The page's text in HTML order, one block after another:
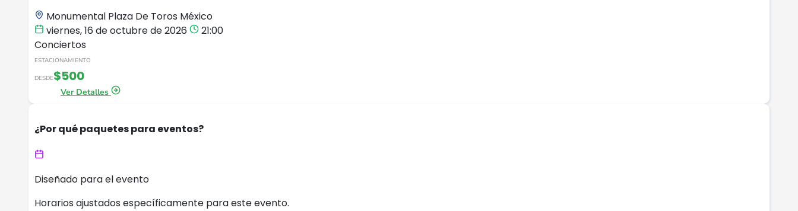
Monumental Plaza De Toros México
viernes, 16 de octubre de 2026
21:00
Conciertos
ESTACIONAMIENTO
DESDE$500
Ver Detalles
¿Por qué paquetes para eventos?
Diseñado para el evento
Horarios ajustados específicamente para este evento.